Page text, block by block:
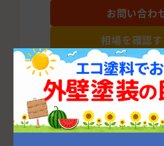
詳細を見る
お問い合わ
相場を確認す
次の10件を表示す